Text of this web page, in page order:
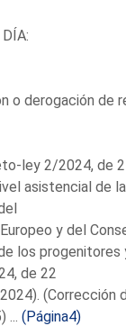
o derogación de
ley 2/2024, de
asistencial de
y del
los progenitores
de 22
(Corrección
(Página4)